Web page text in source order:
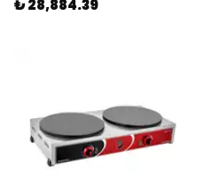
₺ 28,884.39